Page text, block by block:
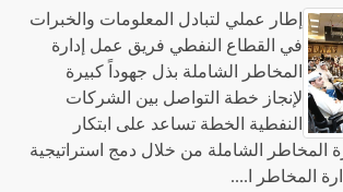
إطار عملي لتبادل المعلومات والخبرات
في القطاع النفطي فريق عمل إدارة
المخاطر الشاملة بذل جهوداً كبيرة
لإنجاز خطة التواصل بين الشركات
النفطية الخطة تساعد على ابتكار
المخاطر الشاملة من خلال دمج استراتيجية
المخاطر ا....